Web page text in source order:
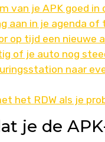
van je APK goed in
aan in je agenda
op tijd een nieuwe
of je auto nog
naar
het RDW als je
je de